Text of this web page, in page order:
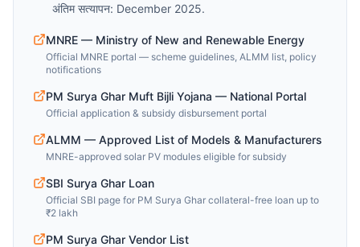
अंतिम सत्यापन: December 2025.
MNRE — Ministry of New and Renewable Energy
Official MNRE portal — scheme guidelines, ALMM list, policy
notifications
PM Surya Ghar Muft Bijli Yojana — National Portal
Official application & subsidy disbursement portal
ALMM — Approved List of Models & Manufacturers
MNRE-approved solar PV modules eligible for subsidy
SBI Surya Ghar Loan
Official SBI page for PM Surya Ghar collateral-free loan up to
₹2 lakh
PM Surya Ghar Vendor List